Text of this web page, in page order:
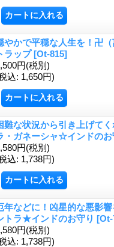
やかで平穏な人生を！卍
ラップ[Ot-815]
円(税別)
込: 1,650円)
難な状況から引き上げて
・ガネーシャ☆インドのお
円(税別)
込: 1,738円)
年などに！凶星的な悪影
トラ★インドのお守り [Ot-
円(税別)
込: 1,738円)